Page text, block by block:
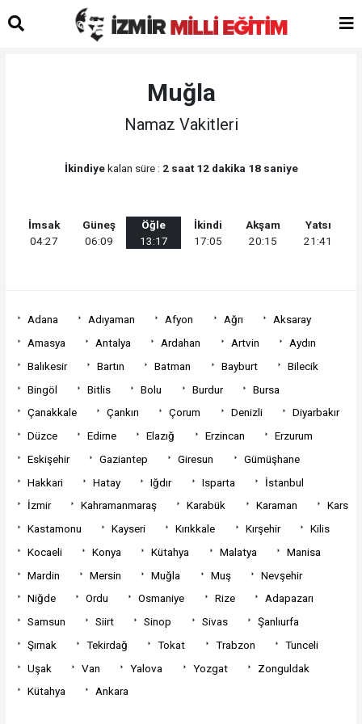
Muğla
Namaz Vakitleri
İkindiyekalan süre : 2 saat 12 dakika 18 saniye
İmsak
04:27
Güneş
06:09
Öğle
13:17
İkindi
17:05
Akşam
20:15
Yatsı
21:41
Adana Adıyaman Afyon Ağrı
Aksaray
Amasya
Antalya Ardahan Artvin
Aydın
Balıkesir
Bartın Batman Bayburt
Bilecik
Bingöl
Bitlis Bolu Burdur
Bursa
Çanakkale
Çankırı Çorum Denizli
Diyarbakır
Düzce
Edirne Elazığ Erzincan
Erzurum
Eskişehir
Gaziantep Giresun
Gümüşhane
Hakkari
Hatay Iğdır Isparta
İstanbul
İzmir
Kahramanmaraş Karabük Karaman
Kars
Kastamonu
Kayseri Kırıkkale Kırşehir
Kilis
Kocaeli
Konya Kütahya Malatya
Manisa
Mardin
Mersin Muğla Muş
Nevşehir
Niğde
Ordu Osmaniye Rize
Adapazarı
Samsun
Siirt Sinop Sivas
Şanlıurfa
Şırnak
Tekirdağ Tokat Trabzon
Tunceli
Uşak
Van Yalova Yozgat
Zonguldak
Kütahya
Ankara